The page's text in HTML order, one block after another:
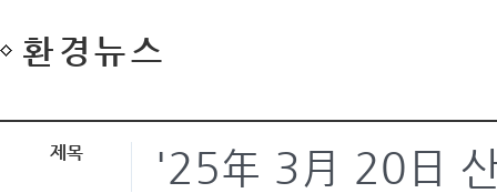
환경뉴스
제목 '25年 3月 20日